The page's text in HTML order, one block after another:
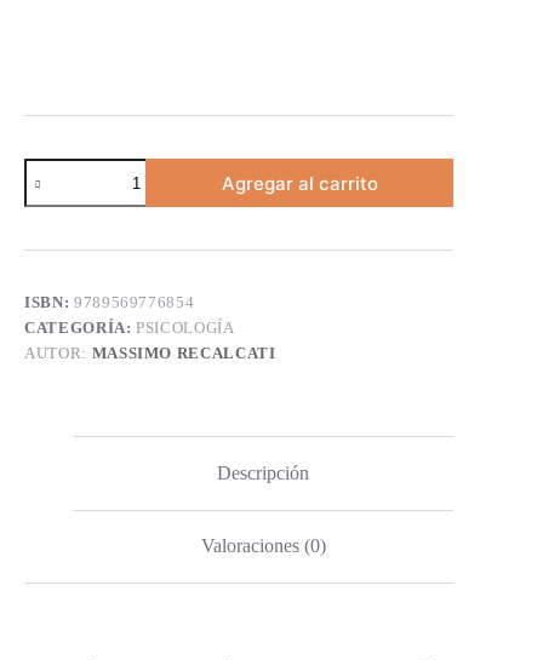
Agregar al carrito
ISBN: 9789569776854
CATEGORÍA:PSICOLOGÍA
AUTOR: MASSIMO RECALCATI
Descripción
Valoraciones (0)